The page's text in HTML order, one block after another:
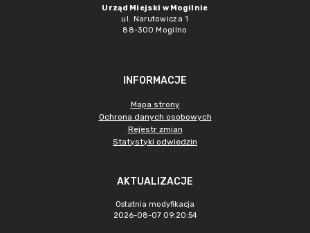
Urząd Miejski w Mogilnie
ul. Narutowicza 1
88-300 Mogilno
INFORMACJE
Mapa strony
Ochrona danych osobowych
Rejestr zmian
Statystyki odwiedzin
AKTUALIZACJE
Ostatnia modyfikacja
2026-08-07 09:20:54